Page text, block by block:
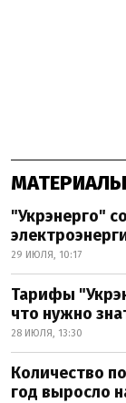
"Укрэнерго"
29 ИЮЛЯ, 10:17
Тарифы
что нужно
28 ИЮЛЯ, 13:30
Количество
год выросло